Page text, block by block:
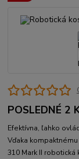
POSLEDNÉ 2
Efektívna, ľahko
Vďaka
310 Mark II